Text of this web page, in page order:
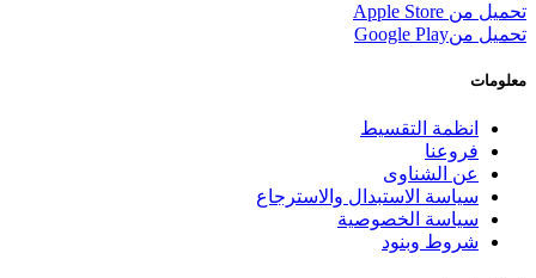
تحميل من Apple Store
تحميل منGoogle Play
معلومات
انظمة التقسيط
فروعنا
عن الشناوى
سياسة الاستبدال والاسترجاع
سياسة الخصوصية
شروط وبنود